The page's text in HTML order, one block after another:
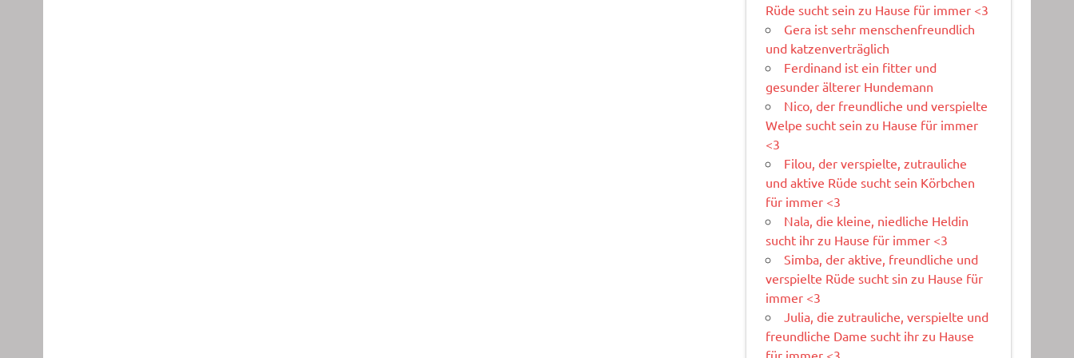
Rüde sucht sein zu Hause für immer <3
Gera ist sehr menschenfreundlich
und katzenverträglich
Ferdinand ist ein fitter und
gesunder älterer Hundemann
Nico, der freundliche und verspielte
Welpe sucht sein zu Hause für immer
<3
Filou, der verspielte, zutrauliche
und aktive Rüde sucht sein Körbchen
für immer <3
Nala, die kleine, niedliche Heldin
sucht ihr zu Hause für immer <3
Simba, der aktive, freundliche und
verspielte Rüde sucht sin zu Hause für
immer <3
Julia, die zutrauliche, verspielte und
freundliche Dame sucht ihr zu Hause